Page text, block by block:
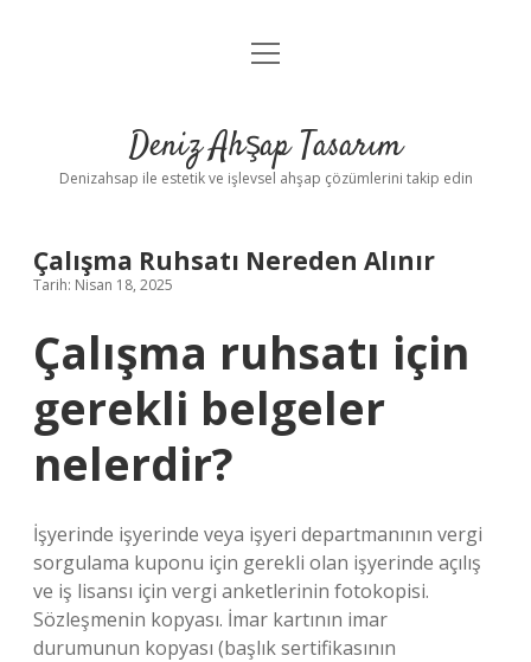
Anasayfa
Yasal Uyarı
menüyü
Deniz Ahşap Tasarım
Denizahsap ile estetik ve işlevsel ahşap çözümlerini takip edin
Çalışma Ruhsatı Nereden Alınır
Tarih: Nisan 18, 2025
Çalışma ruhsatı için
gerekli belgeler
nelerdir?
İşyerinde işyerinde veya işyeri departmanının vergi
sorgulama kuponu için gerekli olan işyerinde açılış
ve iş lisansı için vergi anketlerinin fotokopisi.
Sözleşmenin kopyası. İmar kartının imar
durumunun kopyası (başlık sertifikasının